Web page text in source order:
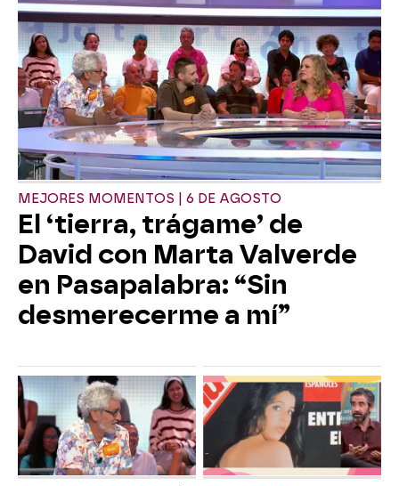
MEJORES MOMENTOS | 6 DE AGOSTO
El ‘tierra, trágame’ de
David con Marta Valverde
en Pasapalabra: “Sin
desmerecerme a mí”